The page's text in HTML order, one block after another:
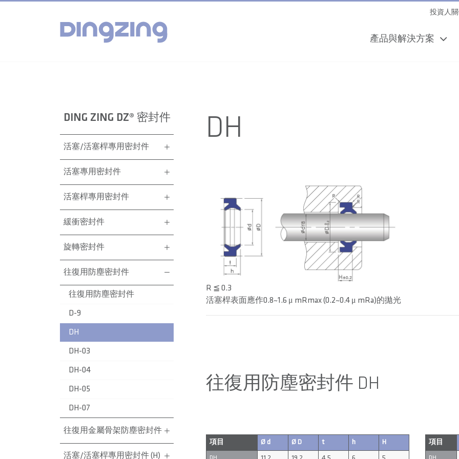
投資人
產品與解決方案
DING ZING DZ® 密封件
活塞/活塞桿專用密封件
活塞專用密封件
活塞桿專用密封件
緩衝密封件
旋轉密封件
往復用防塵密封件
往復用防塵密封件
D-9
DH
DH-03
DH-04
DH-05
DH-07
往復用金屬骨架防塵密封件
活塞/活塞桿專用密封件 (H)
DH
R ≦ 0.3
活塞桿表面應作0.8~1.6 μ mRmax (0.2~0.4 μ mRa)的拋光
往復用防塵密封件 DH
項目 Ø d Ø D t h H 項目